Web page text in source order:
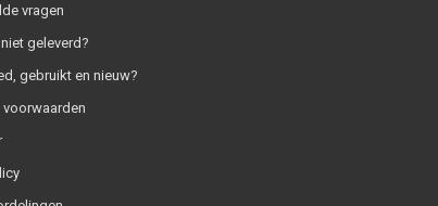
vragen
geleverd?
gebruikt en nieuw?
voorwaarden